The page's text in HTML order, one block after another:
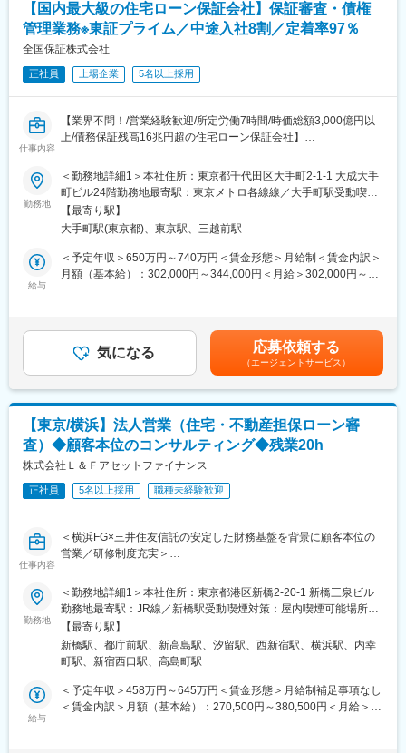
■入社後の流れ
上長によるOJTにて上記メイン業務をできることからお任せして
いきます。
ゆくゆくはメイン業務を全てお任せする予定です。
変更の範囲：無
【国内最大級の住宅ローン保証会社】保証審査・債権
管理業務※東証プライム／中途入社8割／定着率97％
全国保証株式会社
正社員 上場企業 5名以上採用
仕事内容
【業界不問！/営業経験歓迎/所定労働7時間/時価総額3,000億円以
上/債務保証残高16兆円超の住宅ローン保証会社】
全国保証株式会社は主に住宅の保証業務を提供しており、金融機
関を通じて、お客様の「マイホーム購入の夢」や「幸せな生活の
実現」を住宅ローン保証という形でお手伝いしています。
■業務内容
入社後は、住宅ローンの保証サービス業務をお任せします。
ゼネラリスト職として、下記業務に従事していただきます。
【保証審査】
金融機関と連携しながら情報を得ることがカギとなります。
【営業】※保証審査担当者が兼任
当社のサービスを利用いただけるよう、金融機関の本部や担当者
を行います。
金融機関の担当者と信頼関係を構築することで、相談件数が増加
するなど、成長の手ごたえを実感できます。
【債権管理】
住宅ローンの返済が滞ってしまった際に、金融機関と連携しなが
ら、
お客様が安心してご自宅に住み続けられるよう支援します。
緻密に話し合いを行った結果、お客様の悩みを解決できた際、大
きな達成感を感じられる業務です。
■研修体制
先輩社員がOJTを行うため、
安心して就業していただけます。
■キャリアパス
総合職として部支店で経験を積んだ後は、経営企画や商品企画な
ど企画系や、
もちろん部支店で専門性を磨きながらマネジメントとして活躍す
ることも可能です。
勤務地
＜勤務地詳細1＞本社住所：東京都千代田区大手町2-1-1 大成大手
町ビル24階勤務地最寄駅：東京メトロ各線線／大手町駅受動喫煙
対策：屋内全面禁煙＜勤務地詳細2＞すべての部支店住所： 受
動喫煙対策：屋内全面禁煙変更の範囲：会社の定める事業所
【最寄り駅】
大手町駅(東京都)、東京駅、三越前駅
給与
＜予定年収＞650万円～740万円＜賃金形態＞月給制＜賃金内訳＞
月額（基本給）：302,000円～344,000円＜月給＞302,000円～
年2回（7月・12月）※前年度賞与実績6.8か月賃金はあくまでも目
安の金額であり、選考を通じて上下する可能性があります。月給
(月額)は固定手当を含めた表記です。
気になる 応募依頼する
（エージェントサービス）
【東京/横浜】法人営業（住宅・不動産担保ローン審
査）◆顧客本位のコンサルティング◆残業20h
株式会社Ｌ＆Ｆアセットファイナンス
正社員 5名以上採用 職種未経験歓迎
仕事内容
＜横浜FG×三井住友信託の安定した財務基盤を背景に顧客本位の
営業／研修制度充実＞
当社は、横浜銀行を中核とする横浜FGと三井住友信託銀行が共同
出資する、不動産担保融資に特化した専門金融会社です。
■業務概要：
総合職社員Gaコースとしての採用です。営業活動の他、住宅・ア
パートローンや不動産担保ローンの融資相談・審査業務を担当
し、不動産および融資審査に関する専門知識を習得できます。将
来的にはローテーションにより本部業務へ活躍の場を広げること
勤務地
＜勤務地詳細1＞本社住所：東京都港区新橋2-20-1 新橋三泉ビル
勤務地最寄駅：JR線／新橋駅受動喫煙対策：屋内喫煙可能場所あ
り＜勤務地詳細2＞新宿支店住所：東京都新宿区西新宿2-1-1 新宿
三井ビルディング12F勤務地最寄駅：各線／新宿駅受動喫煙対
策：屋内喫煙可能場所あり＜勤務地詳細3＞横浜支店住所：神奈川
各線／横浜駅受動喫煙対策：屋内喫煙可能場所あり変更の範囲：
会社の定める事業所
【最寄り駅】
新橋駅、都庁前駅、新高島駅、汐留駅、西新宿駅、横浜駅、内幸
町駅、新宿西口駅、高島町駅
給与
＜予定年収＞458万円～645万円＜賃金形態＞月給制補足事項なし
＜賃金内訳＞月額（基本給）：270,500円～380,500円＜月給＞